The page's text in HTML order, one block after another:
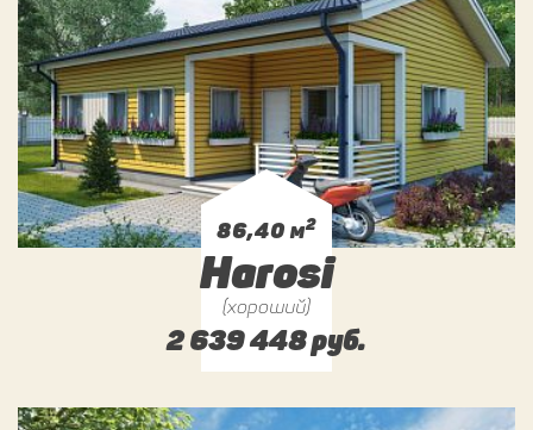
86,40 м2
Harosi
(хороший)
2 639 448 руб.